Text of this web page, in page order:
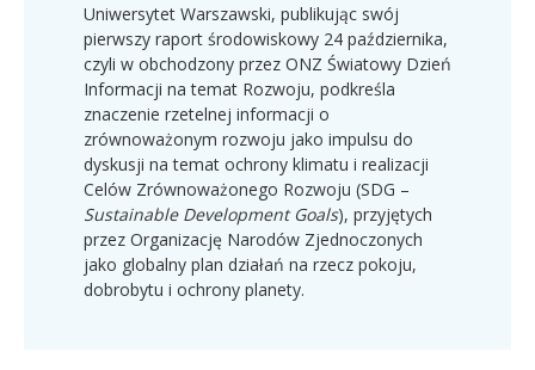
Uniwersytet Warszawski, publikując swój
pierwszy raport środowiskowy 24 października,
czyli w obchodzony przez ONZ Światowy Dzień
Informacji na temat Rozwoju, podkreśla
znaczenie rzetelnej informacji o
zrównoważonym rozwoju jako impulsu do
dyskusji na temat ochrony klimatu i realizacji
Celów Zrównoważonego Rozwoju (SDG –
Sustainable Development Goals), przyjętych
przez Organizację Narodów Zjednoczonych
jako globalny plan działań na rzecz pokoju,
dobrobytu i ochrony planety.